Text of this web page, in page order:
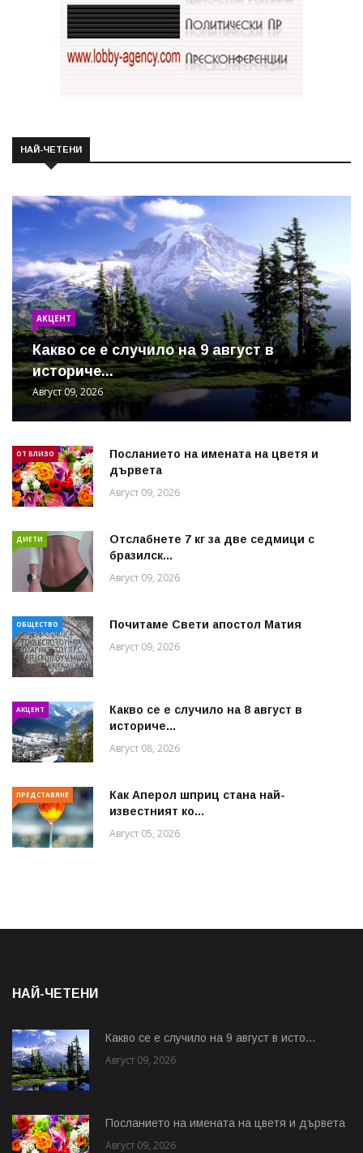
НАЙ-ЧЕТЕНИ
АКЦЕНТ
Какво се е случило на 9 август в
историче...
Август 09, 2026
ОТ БЛИЗО
Посланието на имената на цветя и
дървета
Август 09, 2026
ДИЕТИ
Отслабнете 7 кг за две седмици с
бразилск...
Август 09, 2026
ОБЩЕСТВО Почитаме Свети апостол Матия
Август 09, 2026
АКЦЕНТ
Какво се е случило на 8 август в
историче...
Август 08, 2026
ПРЕДСТАВЯНЕ
Как Аперол шприц стана най-
известният ко...
Август 05, 2026
НАЙ-ЧЕТЕНИ
Какво се е случило на 9 август в исто...
Август 09, 2026
Посланието на имената на цветя и дървета
Август 09, 2026